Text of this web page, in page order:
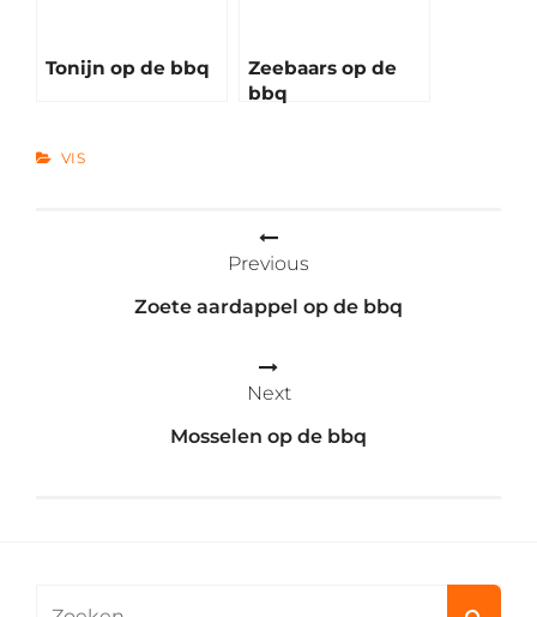
Tonijn op de bbq
Zeebaars op de
bbq
CATEGORIES
VIS
Previous
Zoete aardappel op de bbq
Next
Mosselen op de bbq